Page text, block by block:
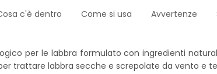
c'è dentro Come si usa Avvertenze
per le labbra formulato con ingredienti
trattare labbra secche e screpolate da vento e